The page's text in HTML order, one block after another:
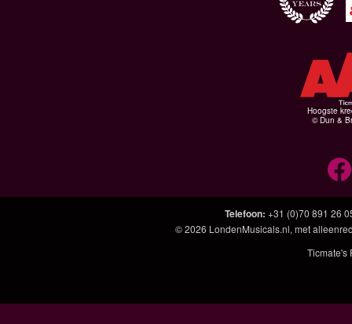
Hoogste
© Dun &
Telefoon: +31 (0)70 891 26
© 2026 LondenMusicals.nl, met
Ticmate's